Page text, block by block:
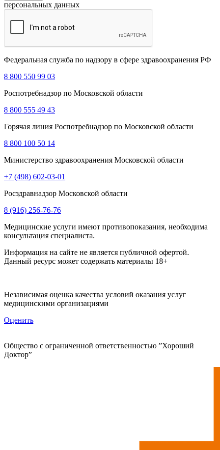
персональных данных
Федеральная служба по надзору в сфере здравоохранения РФ
8 800 550 99 03
Роспотребнадзор по Московской области
8 800 555 49 43
Горячая линия Роспотребнадзор по Московской области
8 800 100 50 14
Министерство здравоохранения Московской области
+7 (498) 602-03-01
Росздравнадзор Московской области
8 (916) 256-76-76
Медицинские услуги имеют противопоказания, необходима
консультация специалиста.
Информация на сайте не является публичной офертой.
Данный ресурс может содержать материалы 18+
Независимая оценка качества условий оказания услуг
медицинскими организациями
Оценить
Общество с ограниченной ответственностью ”Хороший
Доктор”